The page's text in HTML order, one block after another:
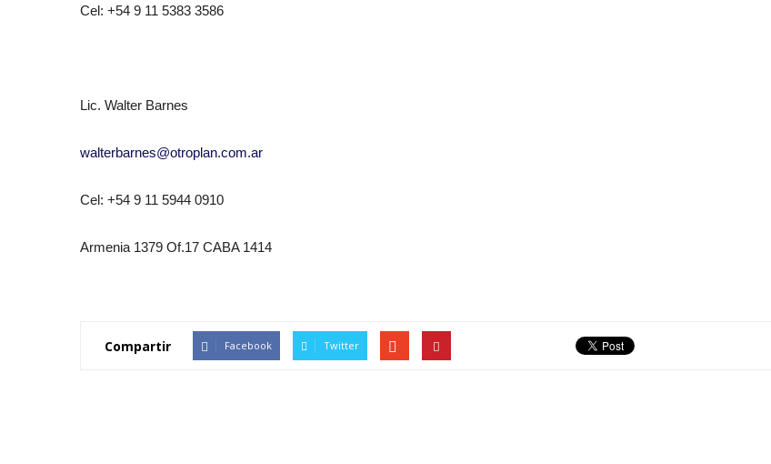
Cel: +54 9 11 5383 3586
Lic. Walter Barnes
walterbarnes@otroplan.com.ar
Cel: +54 9 11 5944 0910
Armenia 1379 Of.17 CABA 1414
Compartir Facebook Twitter